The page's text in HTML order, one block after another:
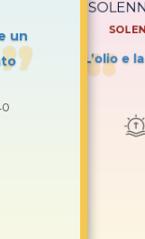
un
L’olio e